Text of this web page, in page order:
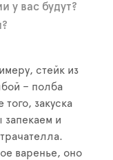
у вас будут?
стейк из
– полба
закуска
и
варенье, оно